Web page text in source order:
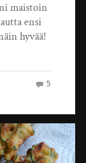
maistoin
ensi
hyvää!
5